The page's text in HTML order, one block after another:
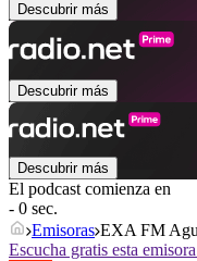
Descubrir más
Descubrir más
Descubrir más
El podcast comienza en
- 0 sec.
Emisoras EXA FM
Escucha gratis esta